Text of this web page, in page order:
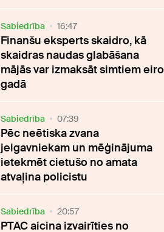
Sabiedrība 16:47
Finanšu eksperts skaidro, kā
skaidras naudas glabāšana
mājās var izmaksāt simtiem eiro
gadā
Sabiedrība 07:39
Pēc neētiska zvana
jelgavniekam un mēģinājuma
ietekmēt cietušo no amata
atvaļina policistu
Sabiedrība 20:57
PTAC aicina izvairīties no